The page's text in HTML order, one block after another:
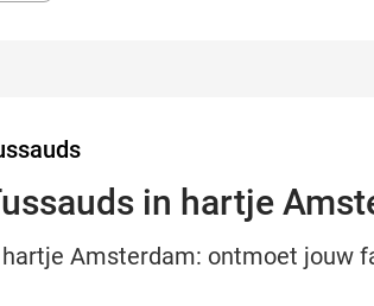
in hartje
Amsterdam: ontmoet jouw